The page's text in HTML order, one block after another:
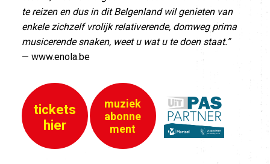
te reizen en dus in dit Belgenland wil genieten van
enkele zichzelf vrolijk relativerende, domweg prima
musicerende snaken, weet u wat u te doen staat.”
— www.enola.be
tickets
hier
muziek
abonne
ment